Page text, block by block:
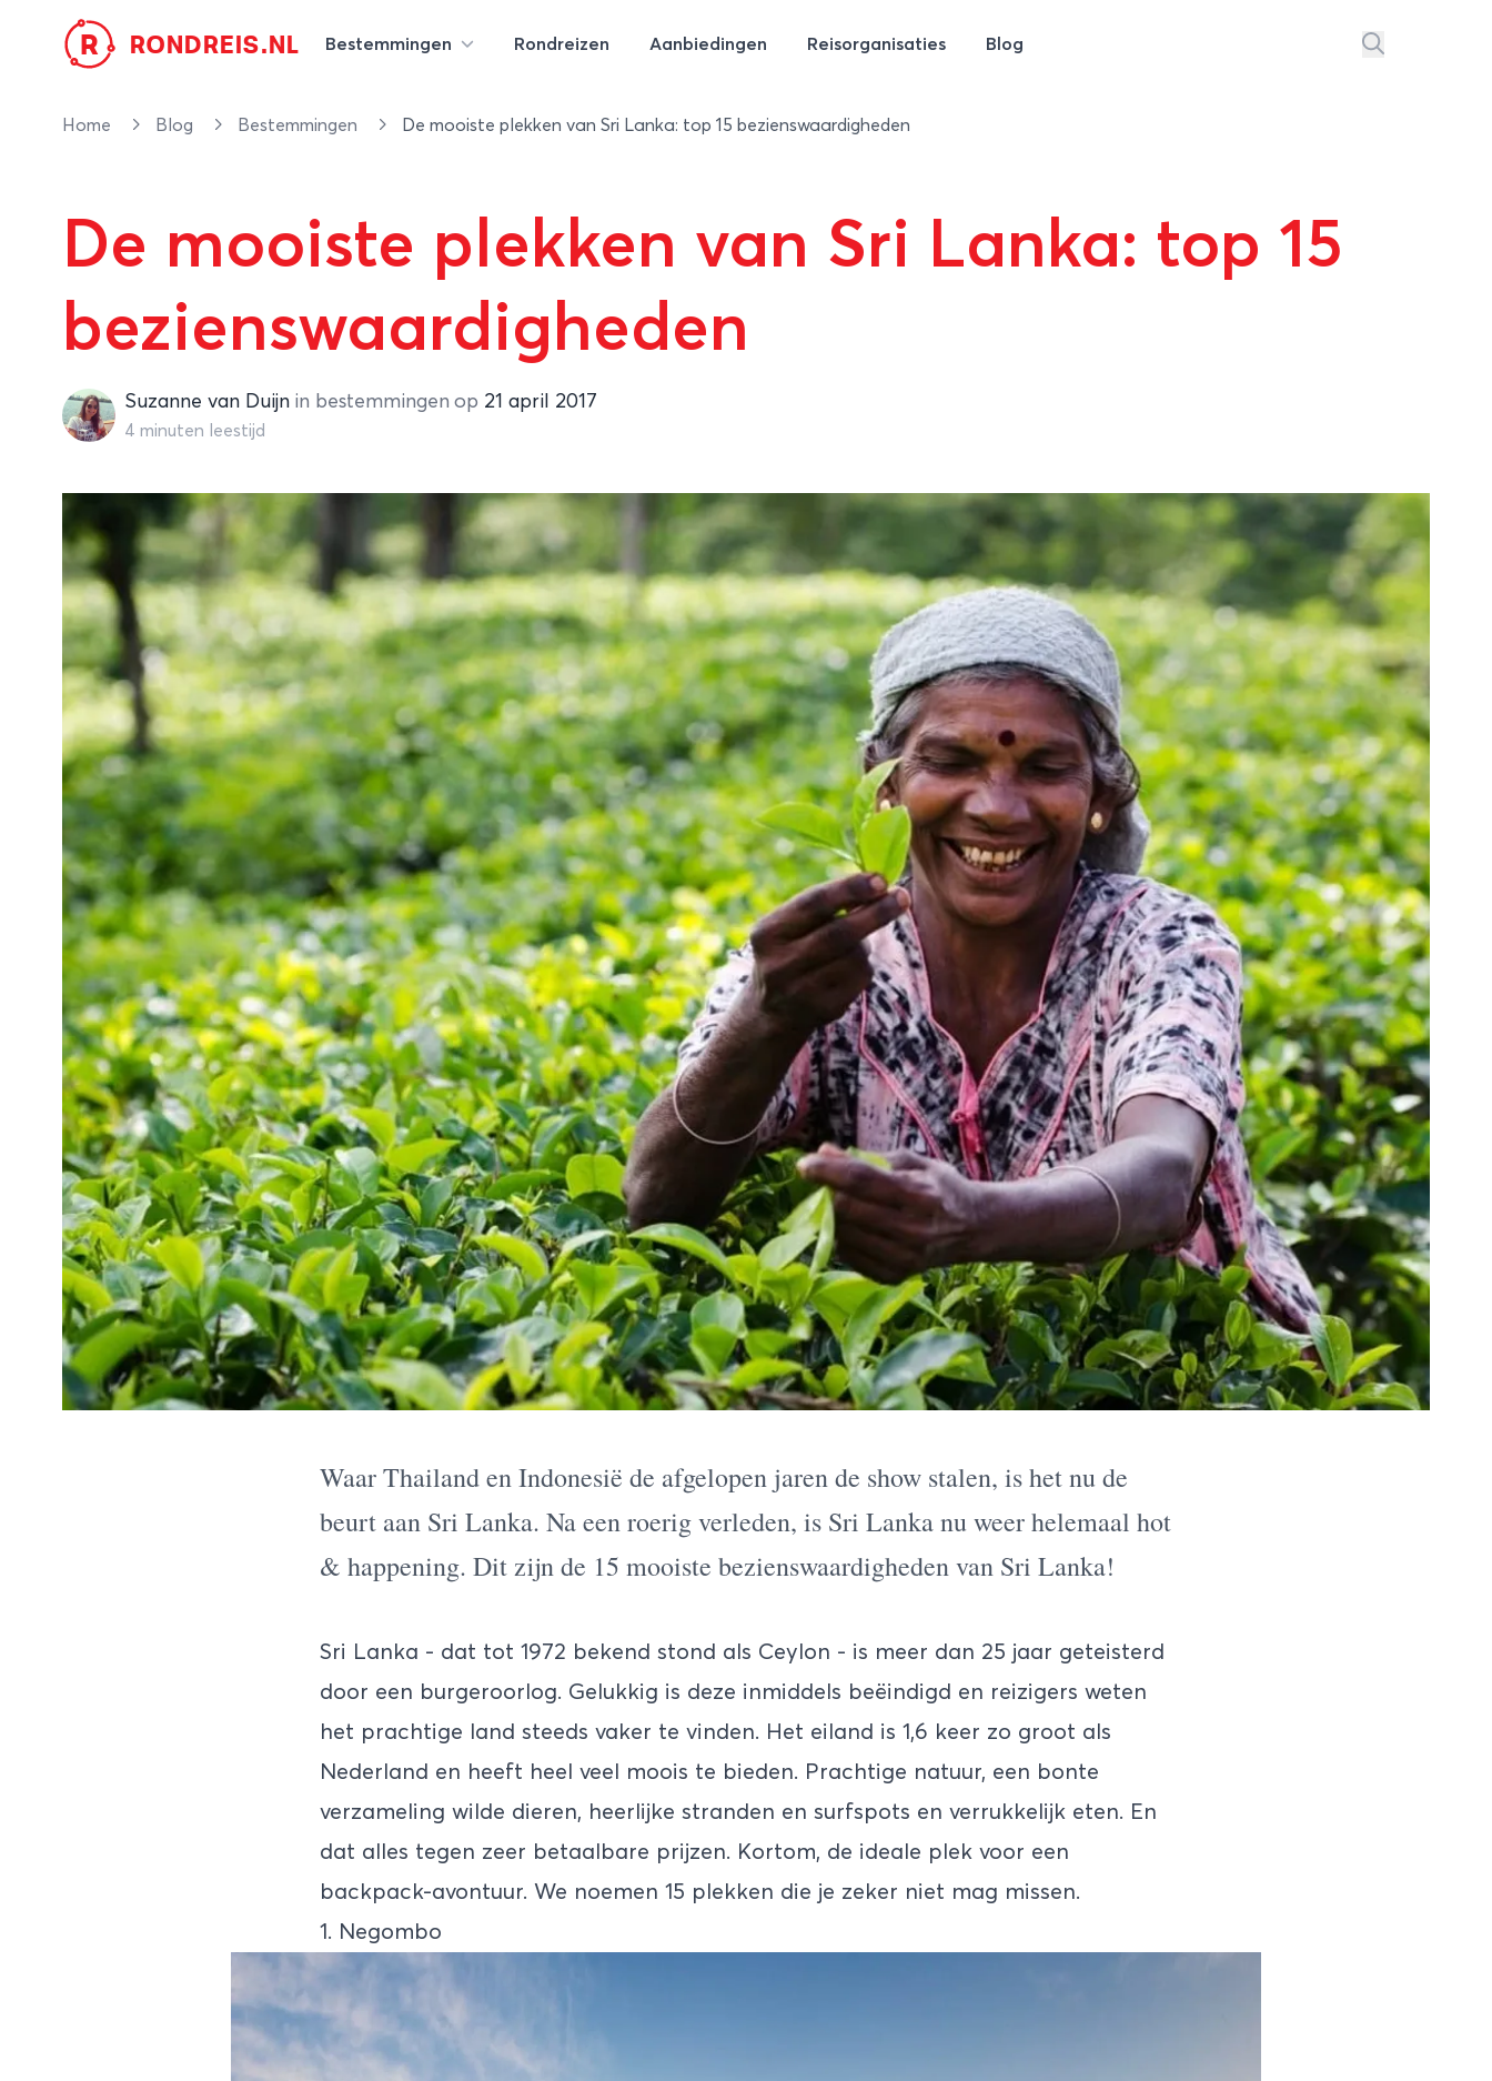
R RONDREIS.NL Bestemmingen Rondreizen Aanbiedingen Reisorganisaties Blog
Home Blog Bestemmingen De mooiste plekken van Sri Lanka: top 15 bezienswaardigheden
De mooiste plekken van Sri Lanka: top 15
bezienswaardigheden
Suzanne van Duijn
Suzanne van Duijn in bestemmingen op 21 april 2017
4 minuten leestijd
Waar Thailand en Indonesië de afgelopen jaren de show stalen, is het nu de
beurt aan Sri Lanka. Na een roerig verleden, is Sri Lanka nu weer helemaal hot
& happening. Dit zijn de 15 mooiste bezienswaardigheden van Sri Lanka!
Sri Lanka - dat tot 1972 bekend stond als Ceylon - is meer dan 25 jaar geteisterd
door een burgeroorlog. Gelukkig is deze inmiddels beëindigd en reizigers weten
het prachtige land steeds vaker te vinden. Het eiland is 1,6 keer zo groot als
Nederland en heeft heel veel moois te bieden. Prachtige natuur, een bonte
verzameling wilde dieren, heerlijke stranden en surfspots en verrukkelijk eten. En
dat alles tegen zeer betaalbare prijzen. Kortom, de ideale plek voor een
backpack-avontuur. We noemen 15 plekken die je zeker niet mag missen.
1. Negombo